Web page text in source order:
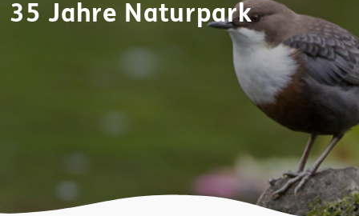
35 Jahre Naturpark